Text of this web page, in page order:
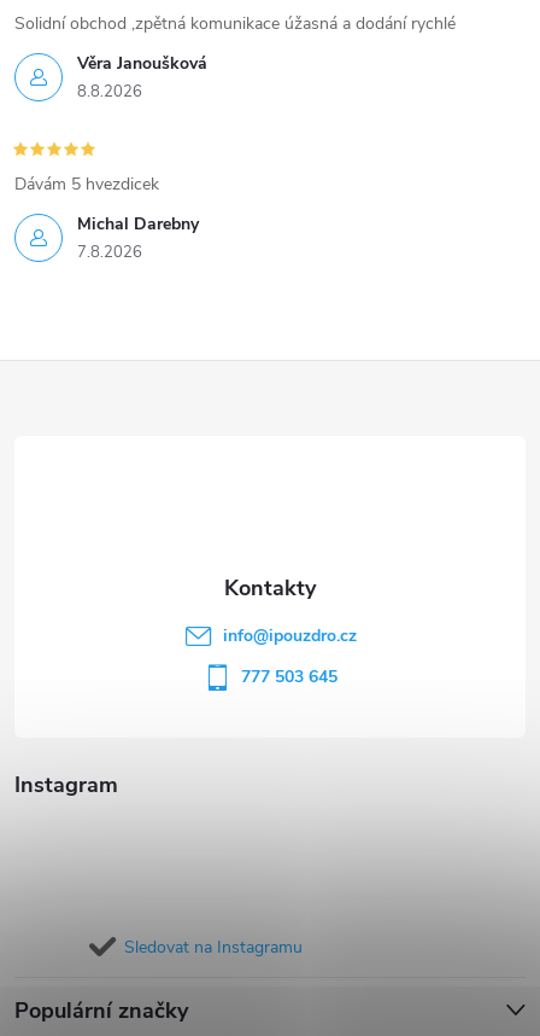
Věra Janoušková
8.8.2026
Solidní obchod ,zpětná komunikace úžasná a dodání rychlé
Michal Darebny
7.8.2026
Dávám 5 hvezdicek
Instagram
Sledovat na Instagramu
Populární značky
info@ipouzdro.cz
777 503 645